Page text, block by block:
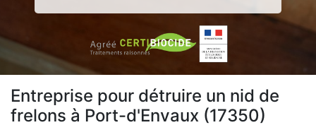
Entreprise pour détruire un nid de
frelons à Port-d'Envaux (17350)